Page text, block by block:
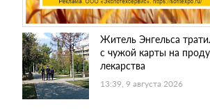
Житель Энгельса
с чужой карты на
лекарства
13:39, 9 августа 2026